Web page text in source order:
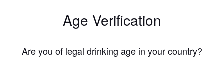
AMROCKERZAge Verification
Are you of legal drinking age in your country?